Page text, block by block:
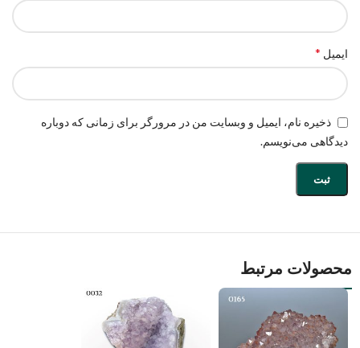
ایمیل *
ذخیره نام، ایمیل و وبسایت من در مرورگر برای زمانی که دوباره
دیدگاهی می‌نویسم.
محصولات مرتبط